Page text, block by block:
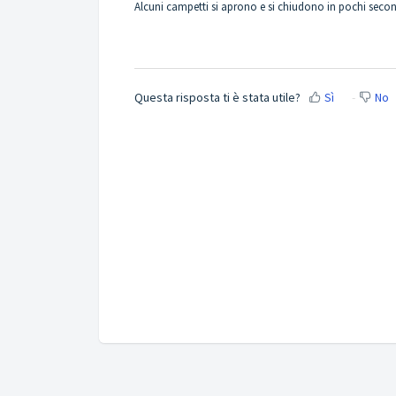
Alcuni campetti si aprono e si chiudono in pochi
Questa risposta ti è stata utile? Sì No